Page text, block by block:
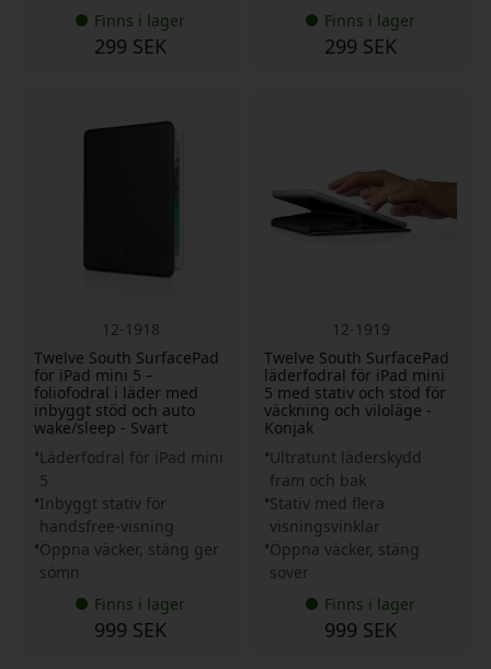
Finns i lager
299 SEK
Finns i lager
299 SEK
12-1918
Twelve South SurfacePad
för iPad mini 5 –
foliofodral i läder med
inbyggt stöd och auto
wake/sleep - Svart
Läderfodral för iPad mini
5
Inbyggt stativ för
handsfree-visning
Öppna väcker, stäng ger
sömn
Finns i lager
999 SEK
12-1919
Twelve South SurfacePad
läderfodral för iPad mini
5 med stativ och stöd för
väckning och viloläge -
Konjak
Ultratunt läderskydd
fram och bak
Stativ med flera
visningsvinklar
Öppna väcker, stäng
sover
Finns i lager
999 SEK